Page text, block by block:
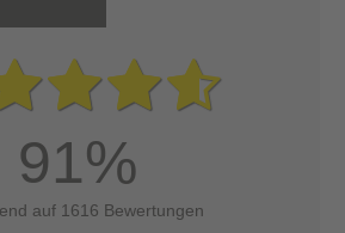
91%
auf 1616 Bewertungen